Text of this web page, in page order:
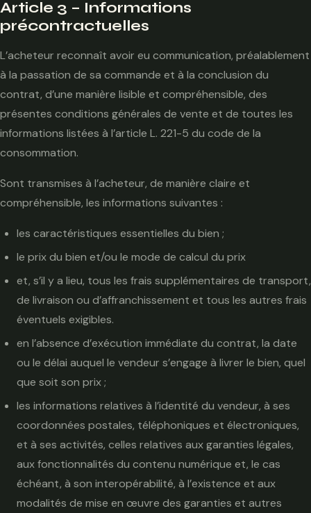
Article 3 – Informations
précontractuelles
L’acheteur reconnaît avoir eu communication, préalablement
à la passation de sa commande et à la conclusion du
contrat, d’une manière lisible et compréhensible, des
présentes conditions générales de vente et de toutes les
informations listées à l’article L. 221-5 du code de la
consommation.
Sont transmises à l’acheteur, de manière claire et
compréhensible, les informations suivantes :
les caractéristiques essentielles du bien ;
le prix du bien et/ou le mode de calcul du prix
et, s’il y a lieu, tous les frais supplémentaires de transport,
de livraison ou d’affranchissement et tous les autres frais
éventuels exigibles.
en l’absence d’exécution immédiate du contrat, la date
ou le délai auquel le vendeur s’engage à livrer le bien, quel
que soit son prix ;
les informations relatives à l’identité du vendeur, à ses
coordonnées postales, téléphoniques et électroniques,
et à ses activités, celles relatives aux garanties légales,
aux fonctionnalités du contenu numérique et, le cas
échéant, à son interopérabilité, à l’existence et aux
modalités de mise en œuvre des garanties et autres